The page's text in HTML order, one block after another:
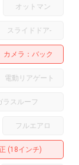
オットマン
スライドドア-
カメラ バック
電動リアゲート
ラスルーフ
フルエアロ
(18インチ)